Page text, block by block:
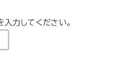
力してください。